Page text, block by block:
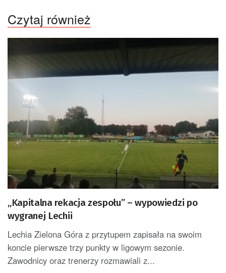
Czytaj również
„Kapitalna rekacja zespołu” – wypowiedzi po
wygranej Lechii
Lechia Zielona Góra z przytupem zapisała na swoim
koncie pierwsze trzy punkty w ligowym sezonie.
Zawodnicy oraz trenerzy rozmawiali z...